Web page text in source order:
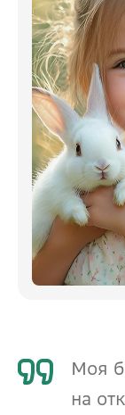
Моя
на